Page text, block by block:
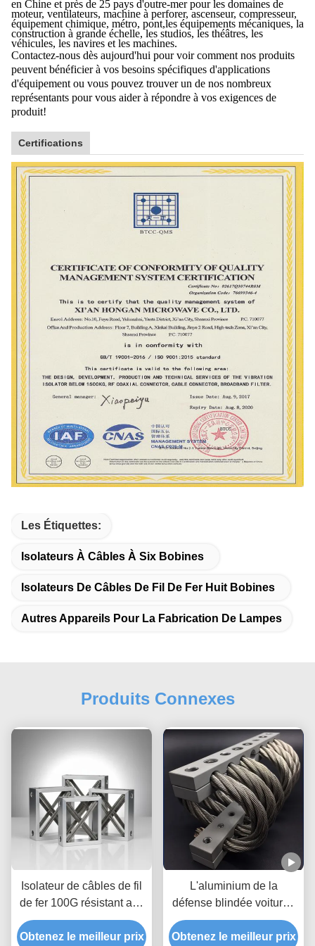
en Chine et près de 25 pays d'outre-mer pour les domaines de
moteur, ventilateurs, machine à perforer, ascenseur, compresseur,
équipement chimique, métro, pont,les équipements mécaniques, la
construction à grande échelle, les studios, les théâtres, les
véhicules, les navires et les machines.
Contactez-nous dès aujourd'hui pour voir comment nos produits
peuvent bénéficier à vos besoins spécifiques d'applications
d'équipement ou vous pouvez trouver un de nos nombreux
représentants pour vous aider à répondre à vos exigences de
produit!
Certifications
Les Étiquettes:
Isolateurs À Câbles À Six Bobines
Isolateurs De Câbles De Fil De Fer Huit Bobines
Autres Appareils Pour La Fabrication De Lampes
Produits Connexes
Isolateur de câbles de fil
de fer 100G résistant aux
chocs avec construction
en acier inoxydable ou en
Obtenez le meilleur prix
L'aluminium de la
défense blindée voitures
lanceur moteur Stand
énergie choc Vibration
Obtenez le meilleur prix